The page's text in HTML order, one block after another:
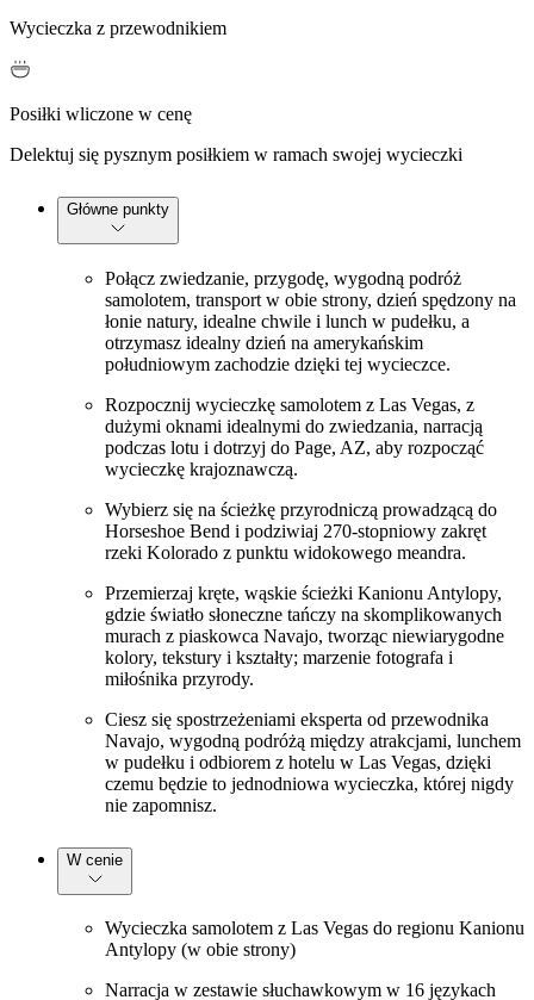
Wycieczka z przewodnikiem
Posiłki wliczone w cenę
Delektuj się pysznym posiłkiem w ramach swojej wycieczki
Główne punkty
Połącz zwiedzanie, przygodę, wygodną podróż
samolotem, transport w obie strony, dzień spędzony na
łonie natury, idealne chwile i lunch w pudełku, a
otrzymasz idealny dzień na amerykańskim
południowym zachodzie dzięki tej wycieczce.
Rozpocznij wycieczkę samolotem z Las Vegas, z
dużymi oknami idealnymi do zwiedzania, narracją
podczas lotu i dotrzyj do Page, AZ, aby rozpocząć
wycieczkę krajoznawczą.
Wybierz się na ścieżkę przyrodniczą prowadzącą do
Horseshoe Bend i podziwiaj 270-stopniowy zakręt
rzeki Kolorado z punktu widokowego meandra.
Przemierzaj kręte, wąskie ścieżki Kanionu Antylopy,
gdzie światło słoneczne tańczy na skomplikowanych
murach z piaskowca Navajo, tworząc niewiarygodne
kolory, tekstury i kształty; marzenie fotografa i
miłośnika przyrody.
Ciesz się spostrzeżeniami eksperta od przewodnika
Navajo, wygodną podróżą między atrakcjami, lunchem
w pudełku i odbiorem z hotelu w Las Vegas, dzięki
czemu będzie to jednodniowa wycieczka, której nigdy
nie zapomnisz.
W cenie
Wycieczka samolotem z Las Vegas do regionu Kanionu
Antylopy (w obie strony)
Narracja w zestawie słuchawkowym w 16 językach